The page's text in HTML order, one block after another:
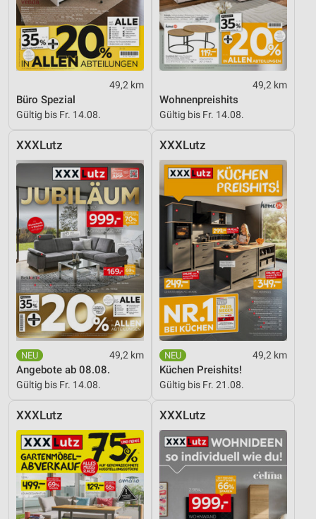
49,2 km
Büro Spezial
Gültig bis Fr. 14.08.
49,2 km
Wohnenpreishits
Gültig bis Fr. 14.08.
XXXLutz
49,2 km
Angebote ab 08.08.
Gültig bis Fr. 14.08.
XXXLutz
49,2 km
Küchen Preishits!
Gültig bis Fr. 21.08.
XXXLutz XXXLutz